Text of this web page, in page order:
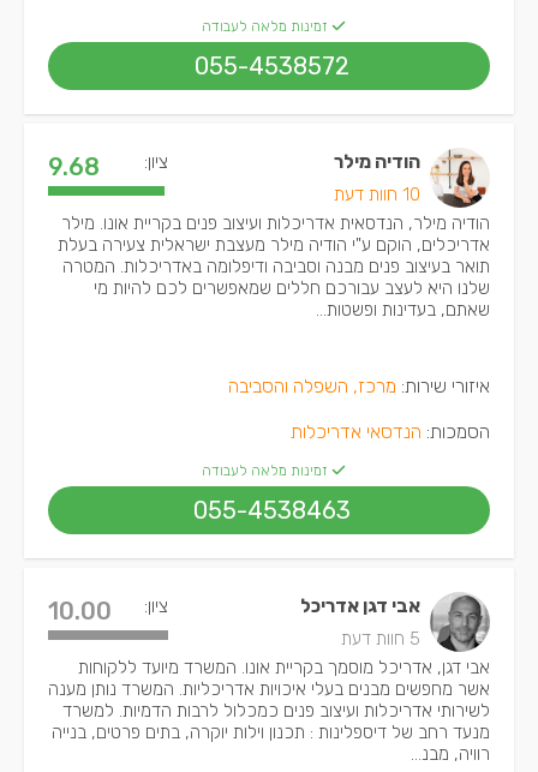
זמינות מלאה לעבודה
055-4538572
הודיה מילר
10 חוות דעת
ציון: 9.68
הודיה מילר, הנדסאית אדריכלות ועיצוב פנים בקריית אונו. מילר
אדריכלים, הוקם ע"י הודיה מילר מעצבת ישראלית צעירה בעלת
תואר בעיצוב פנים מבנה וסביבה ודיפלומה באדריכלות. המטרה
שלנו היא לעצב עבורכם חללים שמאפשרים לכם להיות מי
שאתם, בעדינות ופשטות...
איזורי שירות: מרכז, השפלה והסביבה
הסמכות: הנדסאי אדריכלות
זמינות מלאה לעבודה
055-4538463
אבי דגן אדריכל
5 חוות דעת
ציון: 10.00
אבי דגן, אדריכל מוסמך בקריית אונו. המשרד מיועד ללקוחות
אשר מחפשים מבנים בעלי איכויות אדריכליות. המשרד נותן מענה
לשירותי אדריכלות ועיצוב פנים כמכלול לרבות הדמיות. למשרד
מנעד רחב של דיספלינות : תכנון וילות יוקרה, בתים פרטים, בנייה
רוויה, מבנ...